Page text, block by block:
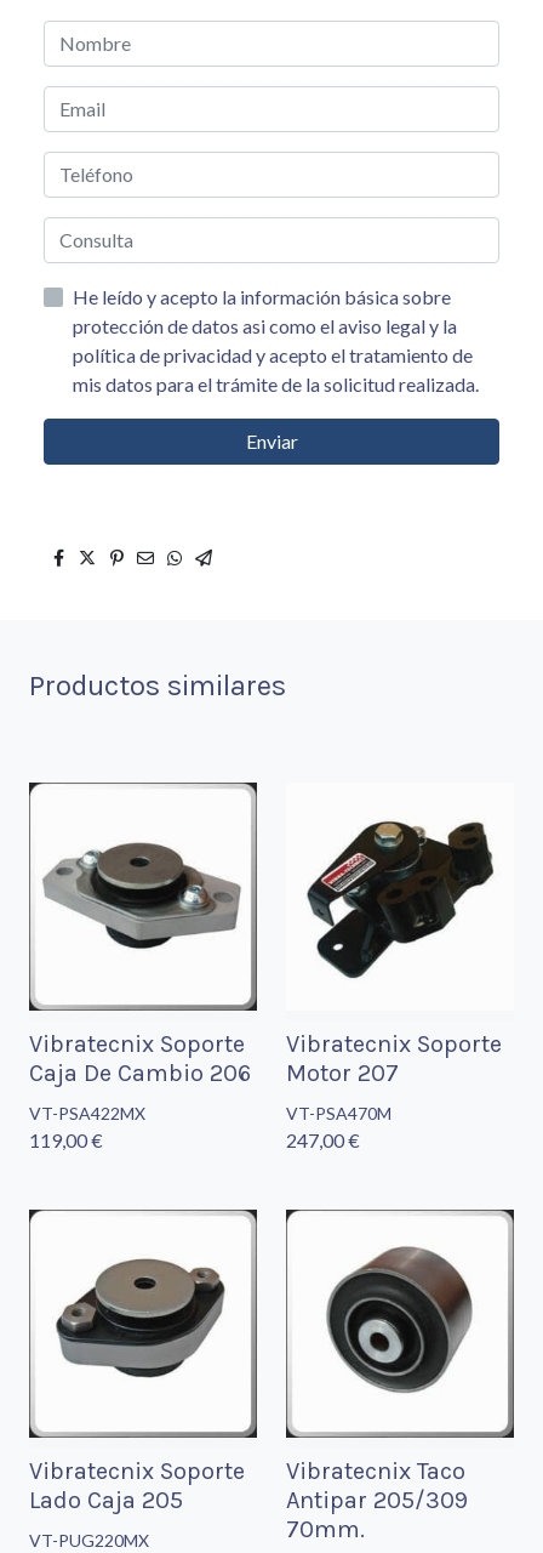
He leído y acepto la información básica sobre
protección de datos asi como el aviso legal y la
política de privacidad y acepto el tratamiento de
mis datos para el trámite de la solicitud realizada.
Enviar
Productos similares
Vibratecnix Soporte
Caja De Cambio 206
VT-PSA422MX
119,00 €
Vibratecnix Soporte
Motor 207
VT-PSA470M
247,00 €
Vibratecnix Soporte
Lado Caja 205
VT-PUG220MX
Vibratecnix Taco
Antipar 205/309
70mm.